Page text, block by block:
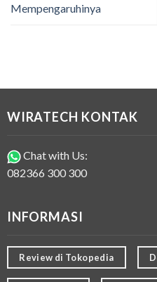
Mempengaruhinya
WIRATECH KONTAK
Chat with Us:
082366 300 300
INFORMASI
Review di Tokopedia